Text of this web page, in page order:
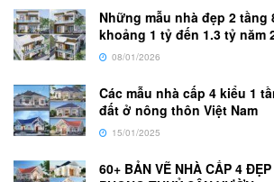
Những mẫu nhà đẹp 2 tầng
khoảng 1 tỷ đến 1.3 tỷ năm
08/01/2026
Các mẫu nhà cấp 4 kiểu 1
đất ở nông thôn Việt Nam
15/01/2025
60+ BẢN VẼ NHÀ CẤP 4